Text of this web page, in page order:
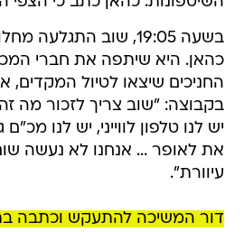
בשעה 19:05, שוב התגלעה
כהאן. היא שיתפה את חברי
החניכים שיצאו לטיול המקדים,
בקבוצה: "שוב צריך לזכור מה
יש לנו טלפון לווייני, יש לנו
את לאופר ... אנחנו לא נעשה
עיוורת".
דור המשיכה להתעקש וכתבה